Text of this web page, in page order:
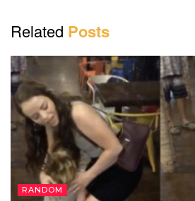
Related Posts
RANDOM